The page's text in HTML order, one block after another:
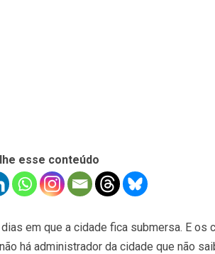
esse conteúdo
em que a cidade fica submersa. E os
há administrador da cidade que não